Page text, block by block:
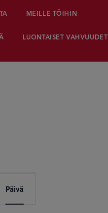
MEILLE TÖIHIN
LUONTAISET VAHVUUDET
Päivä